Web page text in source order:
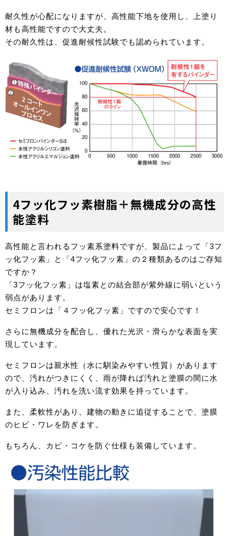
耐久性が心配になりますが、高性能下地を使用し、上塗り
材も高性能ですので大丈夫。
その耐久性は、促進耐候性試験でも認められています。
4フッ化フッ素樹脂＋無機成分の高性
能塗料
高性能と言われるフッ素系塗料ですが、製品によって「3フ
ッ化フッ素」と「4フッ化フッ素」の２種類あるのはご存知
ですか？
「3フッ化フッ素」は塩素との結合部が紫外線に弱いという
弱点があります。
セミフロンは「４フッ化フッ素」ですので安心です！
さらに無機成分を配合し、優れた光沢・滑らかな表面を実
現しています。
セミフロンは親水性（水に馴染みやすい性質）があります
ので、汚れがつきにくく、雨が降れば汚れと塗膜の間に水
が入り込み、汚れを洗い流す効果を持っています。
また、柔軟性があり、建物の動きに追従することで、塗膜
のヒビ・ワレを防ぎます。
もちろん、カビ・コケを防ぐ仕様も装備しています。